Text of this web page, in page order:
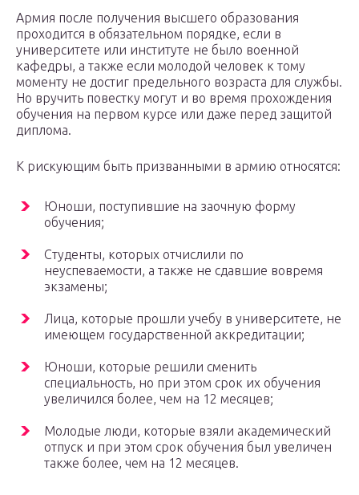
Армия после получения высшего образования
проходится в обязательном порядке, если в
университете или институте не было военной
кафедры, а также если молодой человек к тому
моменту не достиг предельного возраста для службы.
Но вручить повестку могут и во время прохождения
обучения на первом курсе или даже перед защитой
диплома.
К рискующим быть призванными в армию относятся:
Юноши, поступившие на заочную форму
обучения;
Студенты, которых отчислили по
неуспеваемости, а также не сдавшие вовремя
экзамены;
Лица, которые прошли учебу в университете, не
имеющем государственной аккредитации;
Юноши, которые решили сменить
специальность, но при этом срок их обучения
увеличился более, чем на 12 месяцев;
Молодые люди, которые взяли академический
отпуск и при этом срок обучения был увеличен
также более, чем на 12 месяцев.